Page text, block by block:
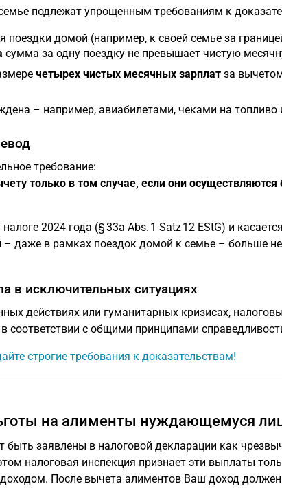
подлежат упрощенным требованиям к
поездки домой (например, к своей семье за
сумма за одну поездку не превышает чистую
четырех чистых месячных зарплатза
– например, авиабилетами, чеками на топливо
требование:
только в том случае, если они осуществляются
2024 года (§ 33a Abs. 1 Satz 12 EStG) и касается
даже в рамках поездок домой к семье – больше
в исключительных ситуациях
действиях или гуманитарных кризисах,
соответствии с общими принципами
строгие требования к доказательствам!
на алименты нуждающемуся
заявлены в налоговой декларации как
налоговая инспекция признает эти выплаты
После вычета алиментов Ваш доход